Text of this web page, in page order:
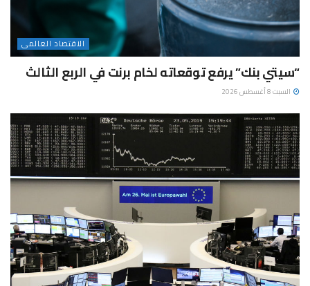
الاقتصاد العالمى
“سيتي بنك” يرفع توقعاته لخام برنت في الربع الثالث
السبت 8 أغسطس 2026